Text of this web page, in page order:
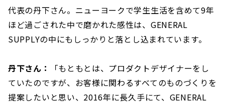
代表の丹下さん。ニューヨークで学生生活を含めて9年
ほど過ごされた中で磨かれた感性は、GENERAL
SUPPLYの中にもしっかりと落とし込まれています。
丹下さん：
「もともとは、プロダクトデザイナーをし
ていたのですが、お客様に関わるすべてのものづくりを
提案したいと思い、2016年に長久手にて、GENERAL